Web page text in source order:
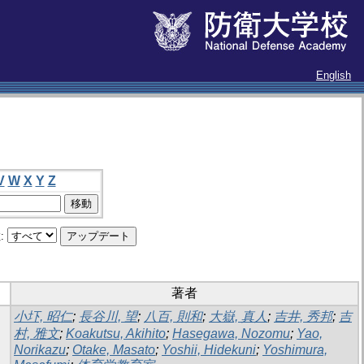
English
W X Y Z
著者
小圷, 昭仁; 長谷川, 望; 八百, 則和; 大嶽, 真人 ; 吉井, 秀邦; 吉
村, 雅文; Koakutsu, Akihito; Hasegawa, Nozomu; Yao,
Norikazu; Otake, Masato; Yoshii, Hidekuni; Yoshimura,